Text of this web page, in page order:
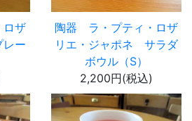
ザ
ー
陶器 ラ・プティ・ロザ
リエ・ジャポネ サラダ
ボウル（S）
2,200円(税込)